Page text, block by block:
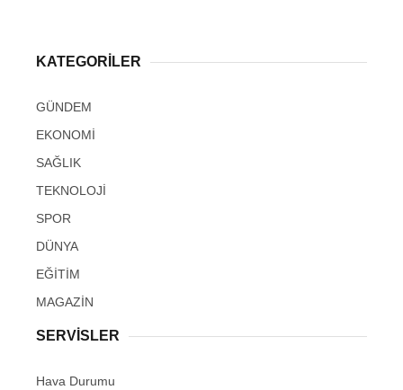
KATEGORİLER
GÜNDEM
EKONOMİ
SAĞLIK
TEKNOLOJİ
SPOR
DÜNYA
EĞİTİM
MAGAZİN
SERVİSLER
Hava Durumu